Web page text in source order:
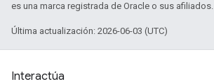
es una marca registrada de Oracle o sus afiliados.
Última actualización: 2026-06-03 (UTC)
Interactúa